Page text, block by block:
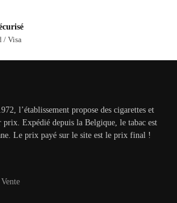
/ Visa
l’établissement propose des cigarettes et
prix. Expédié depuis la Belgique, le tabac est
Le prix payé sur le site est le prix final !